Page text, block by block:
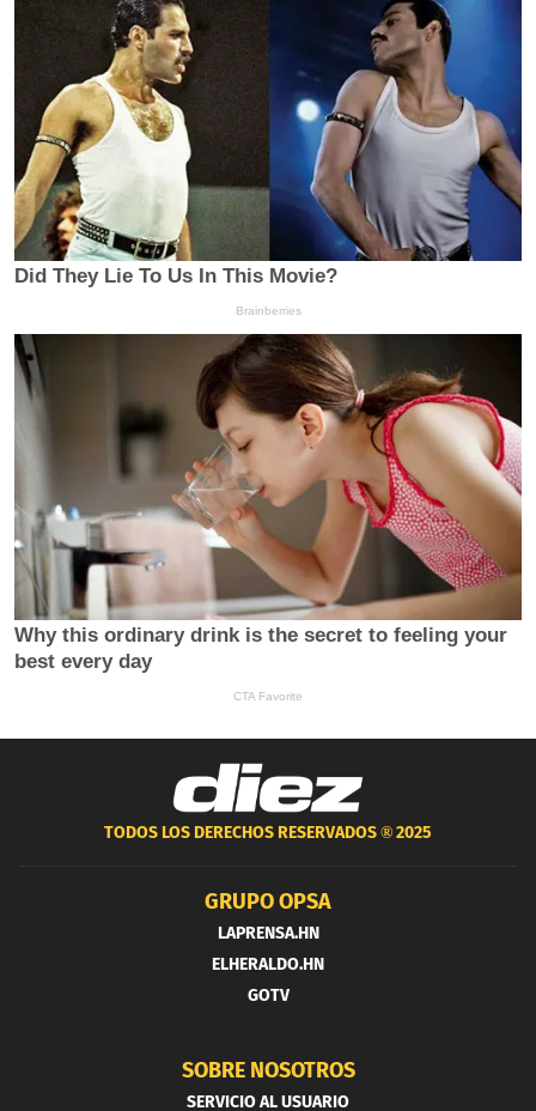
TODOS LOS DERECHOS RESERVADOS ®2025
GRUPO OPSA
LAPRENSA.HN
ELHERALDO.HN
GOTV
SOBRE NOSOTROS
SERVICIO AL USUARIO